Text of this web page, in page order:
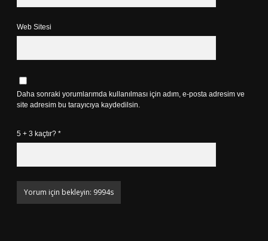
Web Sitesi
Daha sonraki yorumlarımda kullanılması için adım, e-posta adresim ve
site adresim bu tarayıcıya kaydedilsin.
5 + 3 kaçtır? *